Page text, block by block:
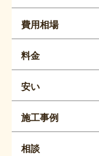
費用相場
料金
安い
施工事例
相談